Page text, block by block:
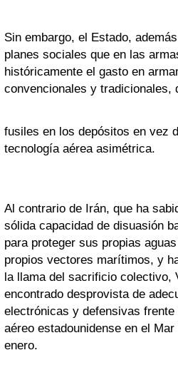
Sin embargo, el Estado,
planes sociales que en las
históricamente el gasto en
convencionales y tradicionales,
fusiles en los depósitos en vez
tecnología aérea asimétrica.
Al contrario de Irán, que ha
sólida capacidad de disuasión
para proteger sus propias
propios vectores marítimos, y
la llama del sacrificio colectivo,
encontrado desprovista de
electrónicas y defensivas
aéreo estadounidense en el
enero.